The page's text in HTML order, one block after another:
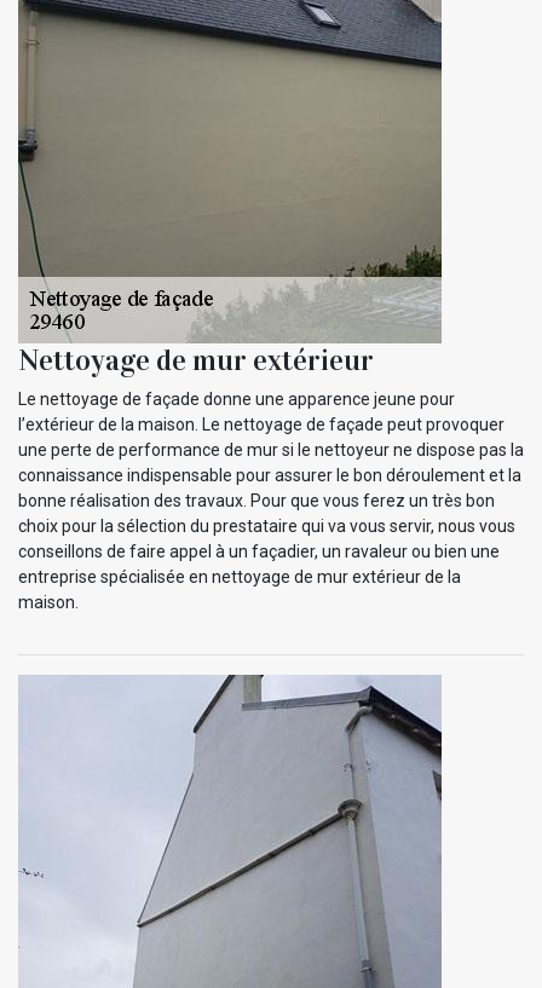
Nettoyage de mur extérieur
Le nettoyage de façade donne une apparence jeune pour
l’extérieur de la maison. Le nettoyage de façade peut provoquer
une perte de performance de mur si le nettoyeur ne dispose pas la
connaissance indispensable pour assurer le bon déroulement et la
bonne réalisation des travaux. Pour que vous ferez un très bon
choix pour la sélection du prestataire qui va vous servir, nous vous
conseillons de faire appel à un façadier, un ravaleur ou bien une
entreprise spécialisée en nettoyage de mur extérieur de la
maison.